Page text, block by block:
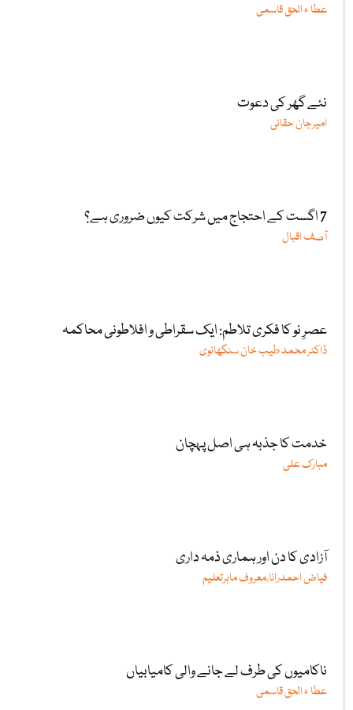
عطا ء الحق قاسمی
نئے گھر کی دعوت
امیرجان حقانی
7 اگست کے احتجاج میں شرکت کیوں ضروری ہے؟
آصف اقبال
عصرِ نو کا فکری تلاطم: ایک سقراطی و افلاطونی محاکمہ
ڈاکٹر محمد طیب خان سنگھانوی
خدمت کا جذبہ ہی اصل پہچان
مبارک علی
آزادی کا دن اور ہماری ذمہ داری
فیاض احمدرانا،معروف ماہرتعلیم
ناکامیوں کی طرف لے جانے والی کامیابیاں
عطا ء الحق قاسمی